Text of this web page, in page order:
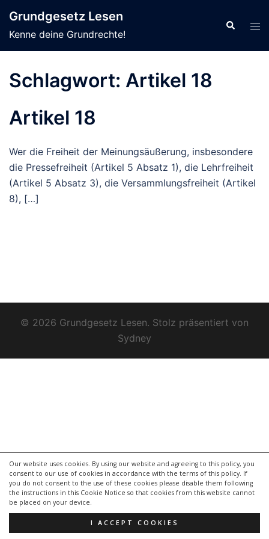
Our website uses cookies. By using our website and agreeing to this policy, you
consent to our use of cookies in accordance with the terms of this policy. If
you do not consent to the use of these cookies please disable them following
the instructions in this Cookie Notice so that cookies from this website cannot
be placed on your device.
I ACCEPT COOKIES
Inhalt
springen
Grundgesetz Lesen
Kenne deine Grundrechte!
Suche
Schlagwort: Artikel 18
Artikel 18
Wer die Freiheit der Meinungsäußerung, insbesondere
die Pressefreiheit (Artikel 5 Absatz 1), die Lehrfreiheit
(Artikel 5 Absatz 3), die Versammlungsfreiheit (Artikel
8), […]
© 2026 Grundgesetz Lesen. Stolz präsentiert von
Sydney